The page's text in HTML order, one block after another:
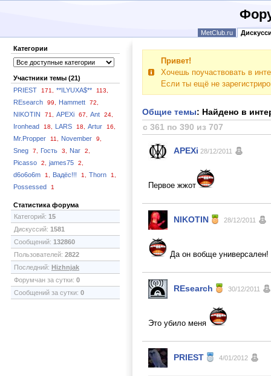
MetClub.ru
Категории
Участники темы (21)
PRIEST
171, **ILYUXA$** 113,
REsearch 99, Hammett 72,
NIKOTIN 71, APEXi 67, Ant 24,
Ironhead 18, LARS 18, Artur 16,
Mr.Propper 11, November 9,
Sneg 7, Гость 3, Nar 2,
Picasso 2, james75 2,
d6o6o6m 1, Вадёс!!! 1, Thorn 1,
Possessed 1
Статистика форума
Категорий: 15
Дискуссий: 1581
Сообщений: 132860
Пользователей: 2822
Последний: Hizhnjak
Форумчан за сутки: 0
Сообщений за сутки: 0
Привет!
Хочешь поучаствовать в
Если ты ещё не
Общие темы: Найдено в
с 361 по 390 из 707
APEXi 28/12/2011
Первое жжот
NIKOTIN 28/12/2011
Да он вобще
REsearch 30/12/2011
Это убило меня
PRIEST 4/01/2012